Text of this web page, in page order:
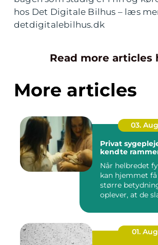
hos Det Digitale Bilhus – læs
detdigitalebilhus.dk
Read more articles
More articles
03. Aug
Privat sygepleje tryg
kendte
Når helbredet
kan hjemmet
større
oplever, at de
01. Aug